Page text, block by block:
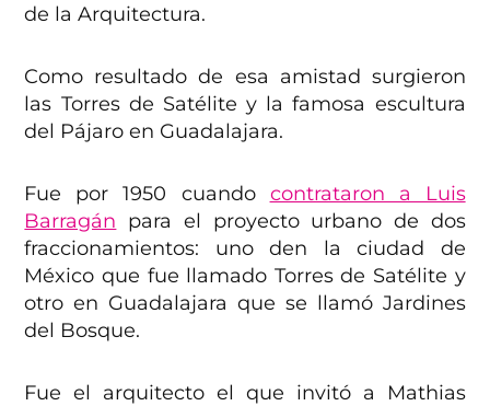
de la Arquitectura.
Como resultado de esa amistad surgieron
las Torres de Satélite y la famosa escultura
del Pájaro en Guadalajara.
Fue por 1950 cuando contrataron a Luis
Barragán para el proyecto urbano de dos
fraccionamientos: uno den la ciudad de
México que fue llamado Torres de Satélite y
otro en Guadalajara que se llamó Jardines
del Bosque.
Fue el arquitecto el que invitó a Mathias